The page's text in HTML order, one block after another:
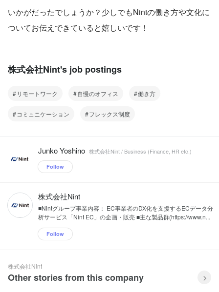
いかがだったでしょうか？少しでもNintの働き方や文化に
ついてお伝えできていると嬉しいです！
株式会社Nint's job postings
リモートワーク 自慢のオフィス 働き方
コミュニケーション フレックス制度
Junko Yoshino 株式会社Nint / Business (Finance, HR etc.)
Follow
株式会社Nint
■Nintグループ事業内容： EC事業者のDX化を支援するECデータ分
析サービス「Nint EC」の企画・販売 ■主な製品群(https://www.n...
Follow
株式会社Nint
Other stories from this company